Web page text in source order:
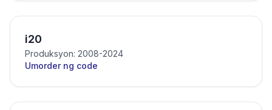
i20
Produksyon: 2008-2024
Umorder ng code